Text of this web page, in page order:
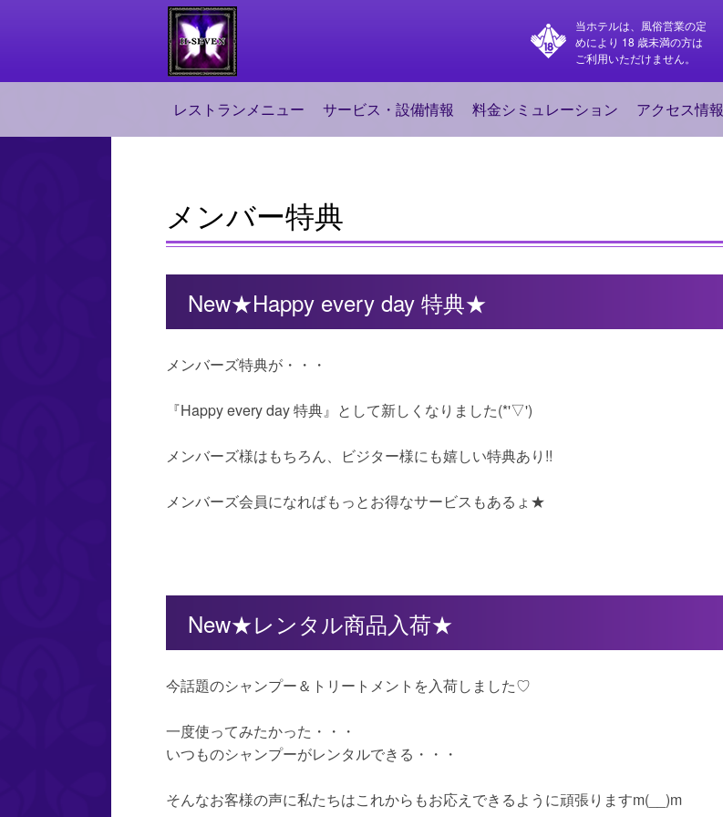
当ホテルは、風俗営業の定
めにより 18 歳未満の方は
ご利用いただけません。
レストランメニュー サービス・設備情報 料金シミュレーション アクセス情報
メンバー特典
New★Happy every day 特典★
メンバーズ特典が・・・
『Happy every day 特典』として新しくなりました(*'▽')
メンバーズ様はもちろん、ビジター様にも嬉しい特典あり!!
メンバーズ会員になればもっとお得なサービスもあるょ★
New★レンタル商品入荷★
今話題のシャンプー＆トリートメントを入荷しました♡
一度使ってみたかった・・・
いつものシャンプーがレンタルできる・・・
そんなお客様の声に私たちはこれからもお応えできるように頑張りますm(__)m